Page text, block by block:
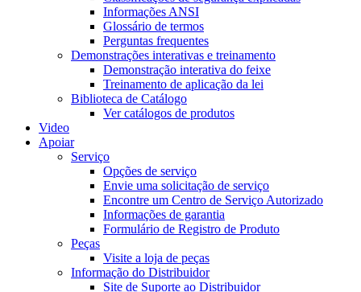
Informações ANSI
Glossário de termos
Perguntas frequentes
Demonstrações interativas e treinamento
Demonstração interativa do feixe
Treinamento de aplicação da lei
Biblioteca de Catálogo
Ver catálogos de produtos
Video
Apoiar
Serviço
Opções de serviço
Envie uma solicitação de serviço
Encontre um Centro de Serviço Autorizado
Informações de garantia
Formulário de Registro de Produto
Peças
Visite a loja de peças
Informação do Distribuidor
Site de Suporte ao Distribuidor